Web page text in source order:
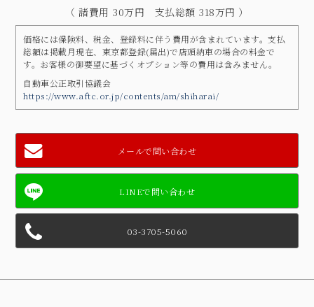
（ 諸費用 30万円 支払総額 318万円 ）
価格には保険料、税金、登録料に伴う費用が含まれています。支払
総額は掲載月現在、東京都登録(届出)で店頭納車の場合の料金で
す。お客様の御要望に基づくオプション等の費用は含みません。
自動車公正取引協議会
https://www.aftc.or.jp/contents/am/shiharai/
メールで問い合わせ
03-3705-5060